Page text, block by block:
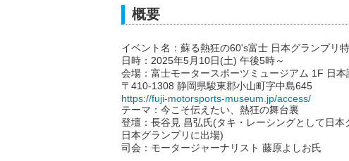
概要
イベント名：蘇る熱狂の60's富士 日本グランプリ
日時：2025年5月10日(土) 午後5時～
会場：富士モータースポーツミュージアム 1F 日
〒410-1308 静岡県駿東郡小山町字中島645
https://fuji-motorsports-museum.jp/access/
テーマ：今こそ伝えたい、熱狂の舞台裏
登壇：長谷見 昌弘氏(タキ・レーシングとして日
日本グランプリに出場)
司会：モータージャーナリスト 藤原よしお氏